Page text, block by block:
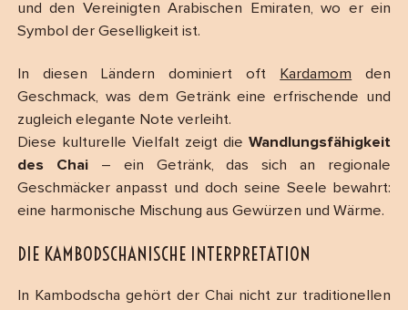
und den Vereinigten Arabischen Emiraten, wo er ein
Symbol der Geselligkeit ist.
In diesen Ländern dominiert oft Kardamom den
Geschmack, was dem Getränk eine erfrischende und
zugleich elegante Note verleiht.
Diese kulturelle Vielfalt zeigt dieWandlungsfähigkeit
des Chai– ein Getränk, das sich an regionale
Geschmäcker anpasst und doch seine Seele bewahrt:
eine harmonische Mischung aus Gewürzen und Wärme.
DIE KAMBODSCHANISCHE INTERPRETATION
In Kambodscha gehört der Chai nicht zur traditionellen